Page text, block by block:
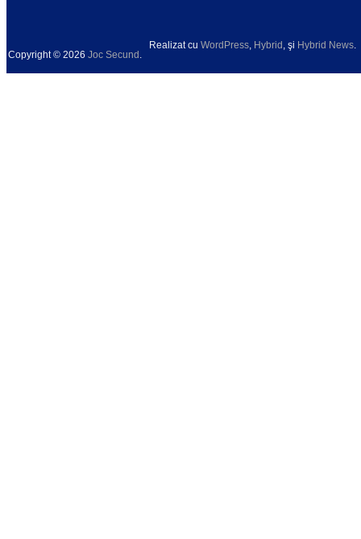
Copyright © 2026 Joc Secund .
Realizat cu WordPress, Hybrid , şi Hybrid News.